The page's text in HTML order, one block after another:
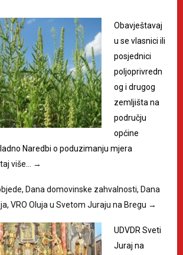
Obavještavaj
u se vlasnici ili
posjednici
poljoprivredn
og i drugog
zemljišta na
području
općine
Naredbi o poduzimanju mjera
više… →
Dana domovinske zahvalnosti, Dana
VRO Oluja u Svetom Juraju na Bregu →
UDVDR Sveti
Juraj na